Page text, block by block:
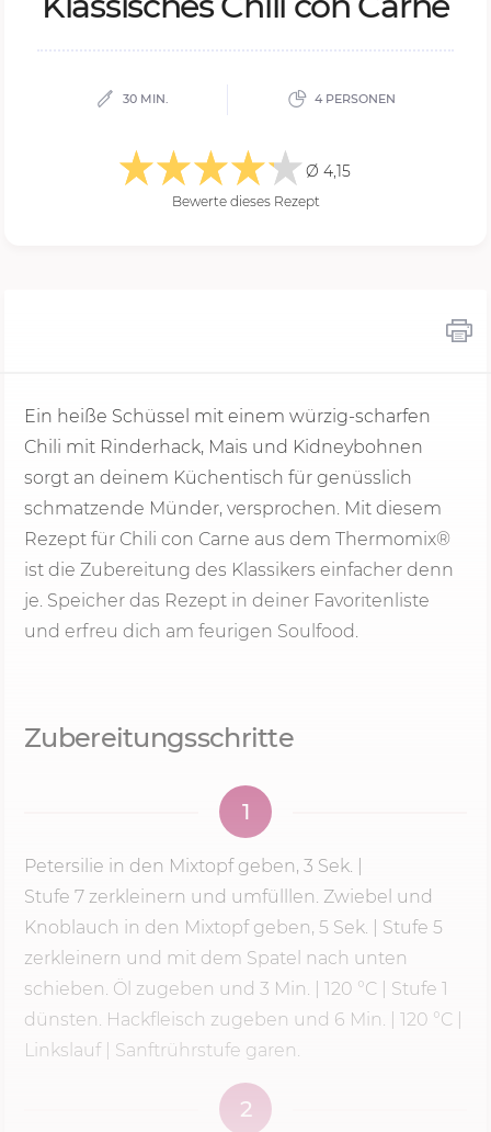
30 MIN. 4 PERSONEN
Ø 4,15
Bewerte dieses Rezept
Ein heiße Schüssel mit einem würzig-scharfen
Chili mit Rinderhack, Mais und Kidneybohnen
sorgt an deinem Küchentisch für genüsslich
schmatzende Münder, versprochen. Mit diesem
Rezept für Chili con Carne aus dem Thermomix®
ist die Zubereitung des Klassikers einfacher denn
je. Speicher das Rezept in deiner Favoritenliste
und erfreu dich am feurigen Soulfood.
Zubereitungsschritte
1
Petersilie in den Mixtopf geben, 3 Sek.
Stufe 7 zerkleinern und umfülllen. Zwiebel und
Knoblauch in den Mixtopf geben, 5 Sek. | Stufe 5
zerkleinern und mit dem Spatel nach unten
schieben. Öl zugeben und 3 Min. 120 °C | Stufe 1
dünsten. Hackfleisch zugeben und 6 Min. | 120 °C
Linkslauf | Sanftrührstufe garen.
2